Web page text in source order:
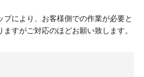
プにより、お客様側での作業が必要と
すがご対応のほどお願い致します。